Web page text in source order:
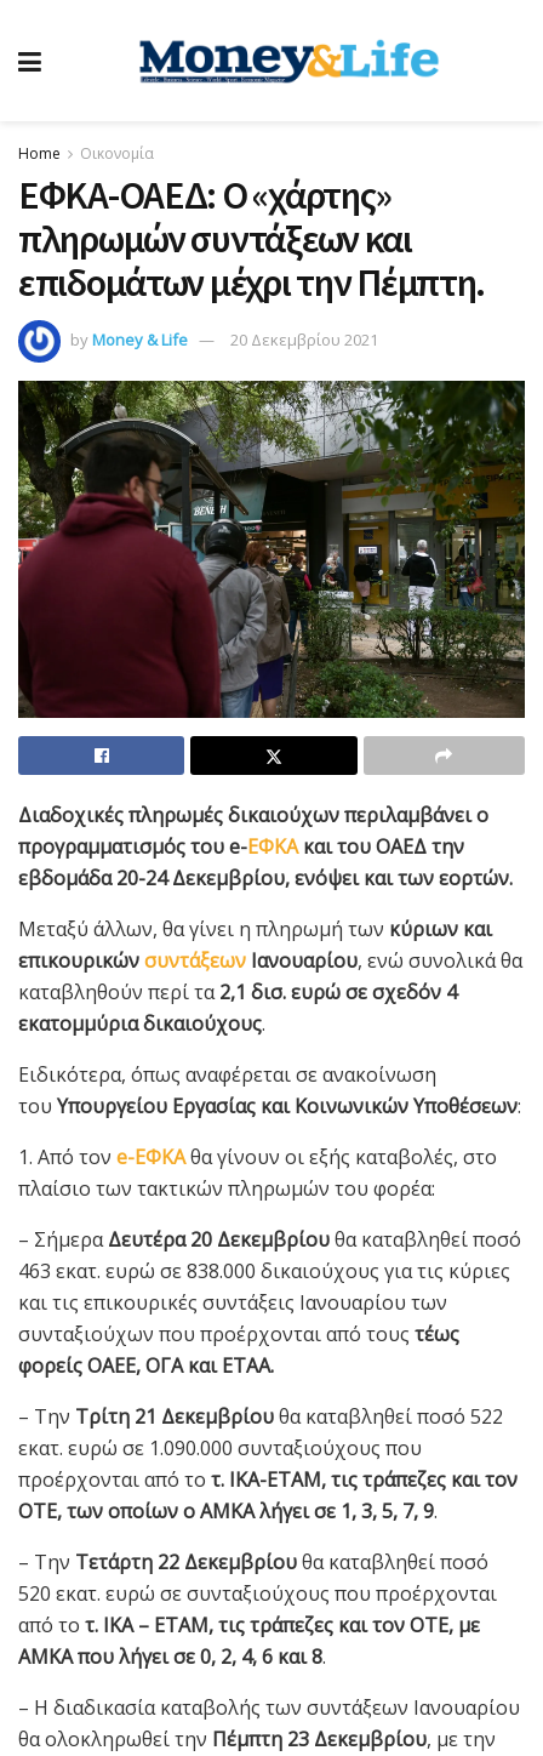
Home Οικονομία
ΕΦΚΑ-ΟΑΕΔ: Ο «χάρτης»
πληρωμών συντάξεων και
επιδομάτων μέχρι την Πέμπτη.
byMoney & Life 20 Δεκεμβρίου 2021
Διαδοχικές πληρωμές δικαιούχων περιλαμβάνει ο
προγραμματισμός του e-ΕΦΚΑκαι του ΟΑΕΔ την
εβδομάδα 20-24 Δεκεμβρίου, ενόψει και των εορτών.
Μεταξύ άλλων, θα γίνει η πληρωμή των κύριων και
επικουρικώνσυντάξεων Ιανουαρίου, ενώ συνολικά θα
καταβληθούν περί τα2,1 δισ. ευρώ σε σχεδόν 4
εκατομμύρια δικαιούχους.
Ειδικότερα, όπως αναφέρεται σε ανακοίνωση
του Υπουργείου Εργασίας και Κοινωνικών Υποθέσεων:
1. Από τον e-ΕΦΚΑθα γίνουν οι εξής καταβολές, στο
πλαίσιο των τακτικών πληρωμών του φορέα:
– ΣήμεραΔευτέρα 20 Δεκεμβρίουθα καταβληθεί ποσό
463 εκατ. ευρώ σε 838.000 δικαιούχους για τις κύριες
και τις επικουρικές συντάξεις Ιανουαρίου των
συνταξιούχων που προέρχονται από τους τέως
φορείς ΟΑΕΕ, ΟΓΑ και ΕΤΑΑ.
– Την Τρίτη 21 Δεκεμβρίουθα καταβληθεί ποσό 522
εκατ. ευρώ σε 1.090.000 συνταξιούχους που
προέρχονται από το τ. ΙΚΑ-ΕΤΑΜ, τις τράπεζες και τον
ΟΤΕ, των οποίων ο ΑΜΚΑ λήγει σε 1, 3, 5, 7, 9.
– Την Τετάρτη 22 Δεκεμβρίουθα καταβληθεί ποσό
520 εκατ. ευρώ σε συνταξιούχους που προέρχονται
από το τ. ΙΚΑ – ΕΤΑΜ, τις τράπεζες και τον ΟΤΕ, με
ΑΜΚΑ που λήγει σε 0, 2, 4, 6 και 8.
– Η διαδικασία καταβολής των συντάξεων Ιανουαρίου
θα ολοκληρωθεί την Πέμπτη 23 Δεκεμβρίου, με την